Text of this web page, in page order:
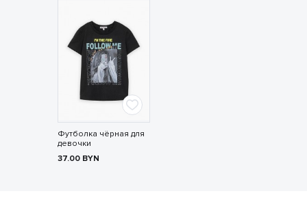
Футболка чёрная для
девочки
37.00 BYN